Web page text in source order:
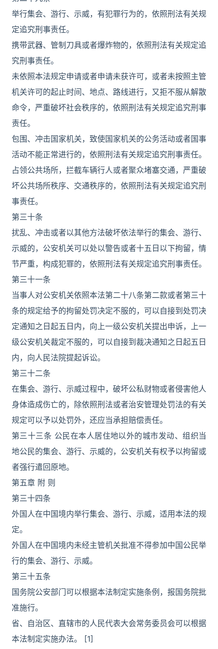
举行集会、游行、示威，有犯罪行为的，依照刑法有关规
定追究刑事责任。
携带武器、管制刀具或者爆炸物的，依照刑法有关规定追
究刑事责任。
未依照本法规定申请或者申请未获许可，或者未按照主管
机关许可的起止时间、地点、路线进行，又拒不服从解散
命令，严重破坏社会秩序的，依照刑法有关规定追究刑事
责任。
包围、冲击国家机关，致使国家机关的公务活动或者国事
活动不能正常进行的，依照刑法有关规定追究刑事责任。
占领公共场所，拦截车辆行人或者聚众堵塞交通，严重破
坏公共场所秩序、交通秩序的，依照刑法有关规定追究刑
事责任。
第三十条
扰乱、冲击或者以其他方法破坏依法举行的集会、游行、
示威的，公安机关可以处以警告或者十五日以下拘留，情
节严重，构成犯罪的，依照刑法有关规定追究刑事责任。
第三十一条
当事人对公安机关依照本法第二十八条第二款或者第三十
条的规定给予的拘留处罚决定不服的，可以自接到处罚决
定通知之日起五日内，向上一级公安机关提出申诉，上一
级公安机关裁定不服的，可以自接到裁决通知之日起五日
内，向人民法院提起诉讼。
第三十二条
在集会、游行、示威过程中，破坏公私财物或者侵害他人
身体造成伤亡的，除依照刑法或者治安管理处罚法的有关
规定可以予以处罚外，还应当承担赔偿责任。
第三十三条 公民在本人居住地以外的城市发动、组织当
地公民的集会、游行、示威的，公安机关有权予以拘留或
者强行遣回原地。
第五章 附 则
第三十四条
外国人在中国境内举行集会、游行、示威，适用本法的规
定。
外国人在中国境内未经主管机关批准不得参加中国公民举
行的集会、游行、示威。
第三十五条
国务院公安部门可以根据本法制定实施条例，报国务院批
准施行。
省、自治区、直辖市的人民代表大会常务委员会可以根据
本法制定实施办法。 [1]